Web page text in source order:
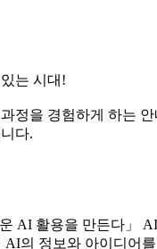
는 시대!
정을 경험하게 하는
다.
AI 활용을 만든다」
AI의 정보와 아이디어